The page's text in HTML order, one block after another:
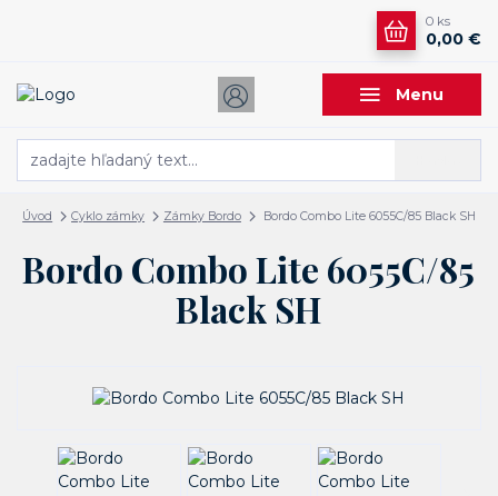
Menu
0 ks
0,00 €
Úvod Cyklo zámky Zámky Bordo Bordo Combo Lite 6055C/85 Black SH
Bordo Combo Lite 6055C/85
Black SH